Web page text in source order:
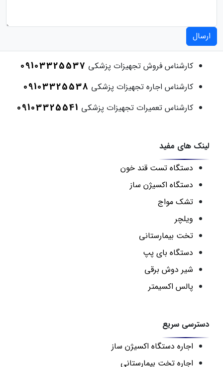
ارسال
کارشناس فروش تجهیزات پزشکی 09103325537
کارشناس اجاره تجهیزات پزشکی 09103325538
کارشناس تعمیرات تجهیزات پزشکی 09103325541
لینک های مفید
دستگاه تست قند خون
دستگاه اکسیژن ساز
تشک مواج
ویلچر
تخت بیمارستانی
دستگاه بای پپ
شیر دوش برقی
پالس اکسیمتر
دسترسی سریع
اجاره دستگاه اکسیژن ساز
اجاره تخت بیمارستانی